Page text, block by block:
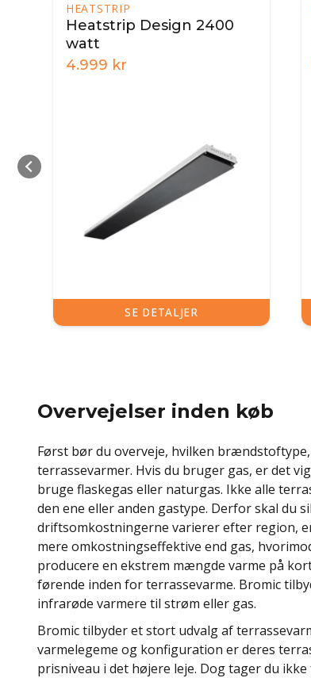
HEATSTRIP
Heatstrip Design 2400
watt
4.999kr
SE DETALJER
Overvejelser inden køb
Først bør du overveje, hvilken
terrassevarmer. Hvis du bruger gas, er det
bruge flaskegas eller naturgas. Ikke alle
den ene eller anden gastype. Derfor skal du
driftsomkostningerne varierer efter region,
mere omkostningseffektive end gas,
producere en ekstrem mængde varme på
førende inden for terrassevarme. Bromic
infrarøde varmere til strøm eller gas.
Bromic tilbyder et stort udvalg af
varmelegeme og konfiguration er deres
prisniveau i det højere leje. Dog tager du